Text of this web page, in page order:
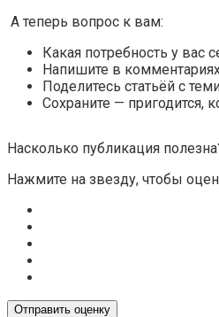
А теперь вопрос к вам:
Какая потребность у вас
Напишите в
Поделитесь статьёй с
Сохраните — пригодится,
Насколько публикация
Нажмите на звезду, чтобы
Отправить оценку